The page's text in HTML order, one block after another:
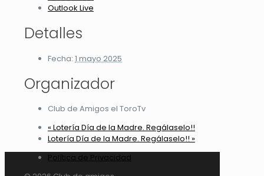
Outlook Live
Detalles
Fecha: 1 mayo 2025
Organizador
Club de Amigos el ToroTv
« Lotería Día de la Madre. Regálaselo!!
Lotería Día de la Madre. Regálaselo!! »
Política de Privacidad